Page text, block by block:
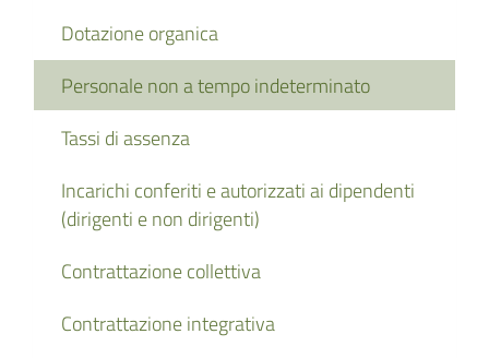
Dotazione organica
Personale non a tempo indeterminato
Tassi di assenza
Incarichi conferiti e autorizzati ai dipendenti
(dirigenti e non dirigenti)
Contrattazione collettiva
Contrattazione integrativa